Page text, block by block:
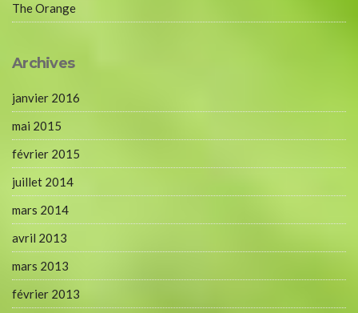
The Orange
Archives
janvier 2016
mai 2015
février 2015
juillet 2014
mars 2014
avril 2013
mars 2013
février 2013